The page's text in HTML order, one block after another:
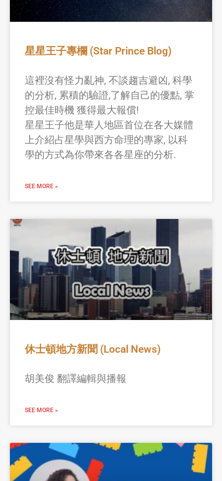
星星王子專欄 (Star Prince Blog)
這裡沒有怪力亂神, 不談趨吉避凶, 科學
的分析, 累積的驗證,了解自己的優點, 掌
控最佳時機 獲得最大報償!
星星王子他是華人地區首位在各大媒體
上介紹占星學與西方命理的專家, 以科
學的方式為你帶來各各星座的分析.
SEE MORE »
休士頓地方新聞 (Local News)
胡美俊 翻譯編輯與播報
SEE MORE »